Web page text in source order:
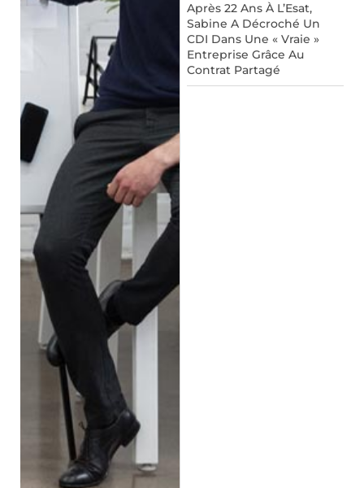
Après 22 Ans À L’Esat,
Sabine A Décroché Un
CDI Dans Une « Vraie »
Entreprise Grâce Au
Contrat Partagé